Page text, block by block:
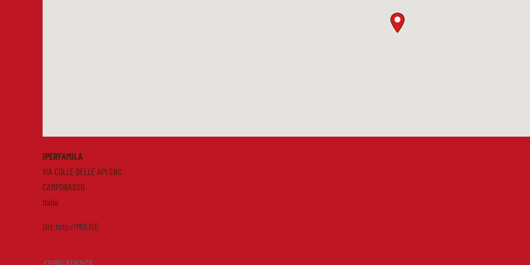
IPERFAMILA
VIA COLLE DELLE API SNC
CAMPOBASSO
Italia
Url: http://MOLISE
PRECEDENTE